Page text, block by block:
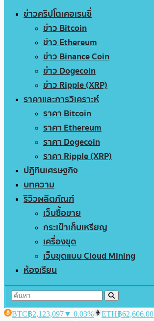
ข่าวคริปโตเคอเรนซี่
ข่าว Bitcoin
ข่าว Ethereum
ข่าว Binance Coin
ข่าว Dogecoin
ข่าว Ripple (XRP)
ราคาและการวิเคราะห์
ราคา Bitcoin
ราคา Ethereum
ราคา Dogecoin
ราคา Ripple (XRP)
ปฏิทินเศรษฐกิจ
บทความ
รีวิวผลิตภัณฑ์
เว็บซื้อขาย
กระเป๋าเก็บเหรียญ
เครื่องขุด
เว็บขุดแบบ Cloud Mining
ห้องเรียน
BTC฿2,123,097▼ 0.03% ETH฿62,606.00